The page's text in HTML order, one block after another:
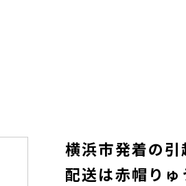
横浜市発着の引
配送は赤帽りゅ